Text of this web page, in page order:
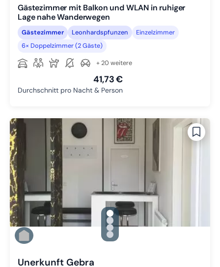
Gästezimmer mit Balkon und WLAN in ruhiger
Lage nahe Wanderwegen
Gästezimmer Leonhardspfunzen
Einzelzimmer
6× Doppelzimmer (2 Gäste)
+ 20 weitere
41,73 €
Durchschnitt pro Nacht & Person
gallery.slide_selector
Zu Slide 1 wechseln
Zu Slide 2 wechseln
Zu Slide 3 wechseln
Zu Slide 4 wechseln
Unerkunft Gebra